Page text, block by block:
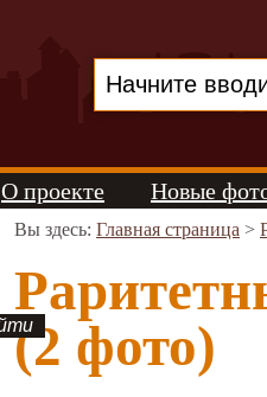
О проекте Новые
Вы здесь: Главная страница >
(2 фото)